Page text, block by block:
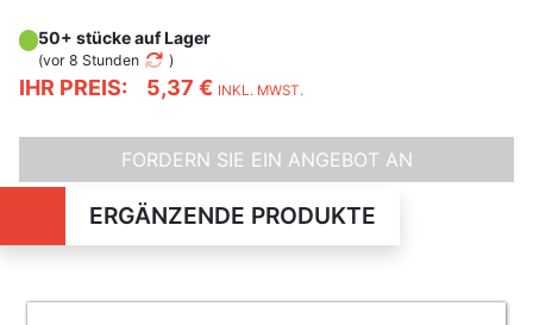
IHR PREIS: 5,37 € INKL. MWST.
50+ stücke auf Lager
(vor 8 Stunden )
FORDERN SIE EIN ANGEBOT AN
ERGÄNZENDE PRODUKTE